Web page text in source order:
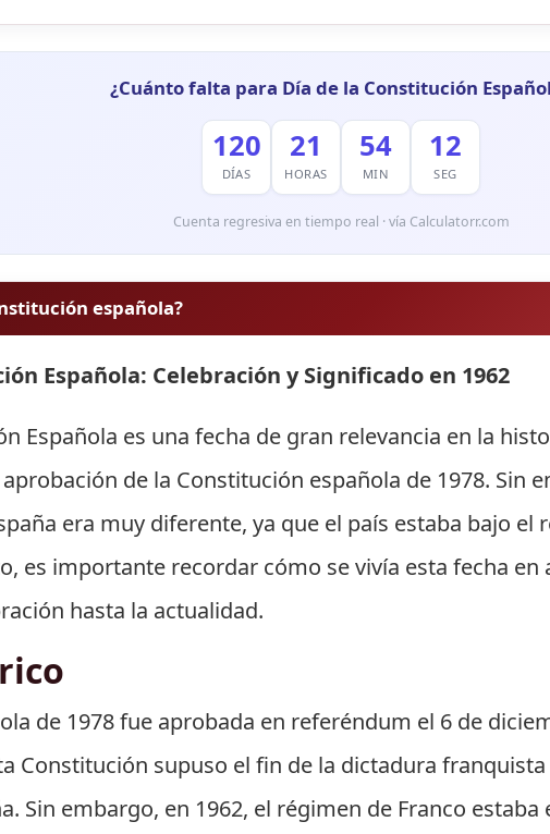
¿Cuánto falta para Día de la Constitución
120
DÍAS
21
HORAS
54
MIN
11
SEG
Cuenta regresiva en tiempo real · vía Calculatorr.com
española?
Española: Celebración y Significado en 1962
Española es una fecha de gran relevancia en la
de la Constitución española de 1978. Sin
era muy diferente, ya que el país estaba bajo el
es importante recordar cómo se vivía esta fecha
hasta la actualidad.
de 1978 fue aprobada en referéndum el 6 de
Constitución supuso el fin de la dictadura
Sin embargo, en 1962, el régimen de Franco